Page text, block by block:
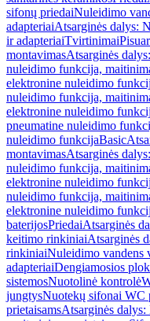
sifonų priedaiNuleidimo
adapteriaiAtsarginės dalys:
ir adapteriaiTvirtinimai
montavimasAtsarginės
nuleidimo funkcija,
elektronine nuleidimo
nuleidimo funkcija,
elektronine nuleidimo
pneumatine nuleidimo
nuleidimo funkcijaBasic
montavimasAtsarginės
nuleidimo funkcija,
elektronine nuleidimo
nuleidimo funkcija,
elektronine nuleidimo
baterijosPriedaiAtsarginės
keitimo rinkiniaiAtsarginės
rinkiniaiNuleidimo vandens
adapteriaiDengiamosios
sistemosNuotolinė kontrolė
jungtysNuotekų sifonai WC
prietaisamsAtsarginės